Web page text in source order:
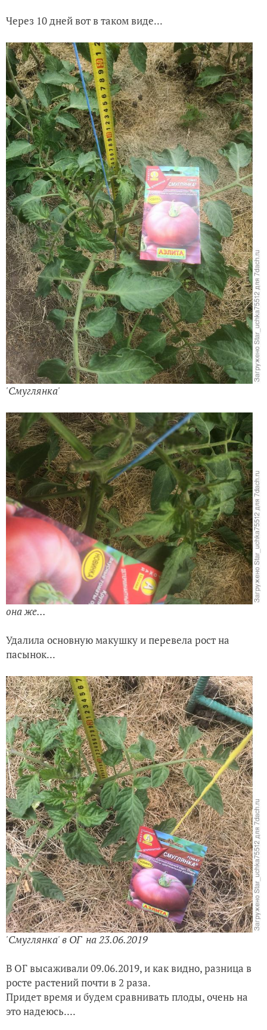
Через 10 дней вот в таком виде...
'Смуглянка'
она же...
Удалила основную макушку и перевела рост на
пасынок...
'Смуглянка' в ОГ на 23.06.2019
В ОГ высаживали 09.06.2019, и как видно, разница в
росте растений почти в 2 раза.
Придет время и будем сравнивать плоды, очень на
это надеюсь....